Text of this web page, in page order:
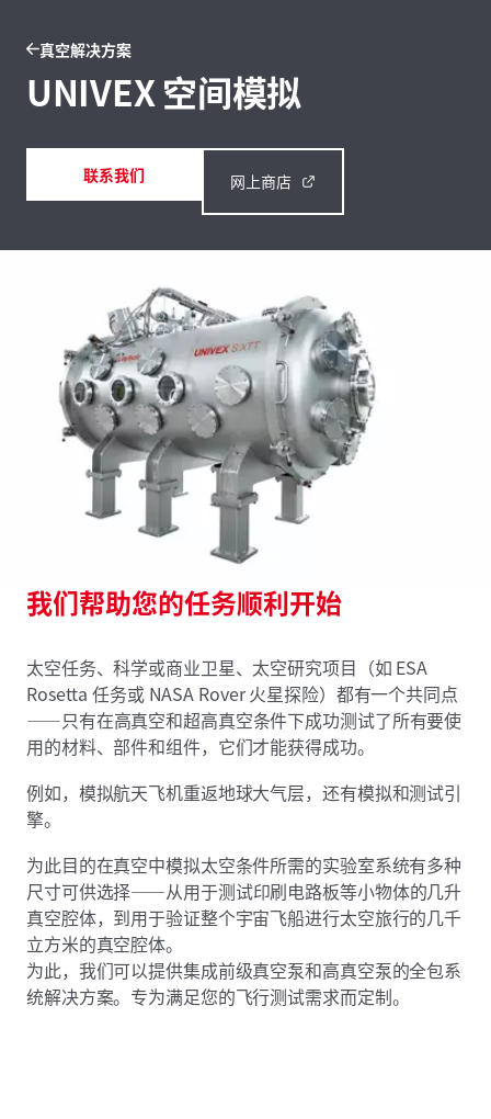
真空解决方案
UNIVEX 空间模拟
联系我们 网上商店
我们帮助您的任务顺利开始
太空任务、科学或商业卫星、太空研究项目（如 ESA
Rosetta 任务或 NASA Rover 火星探险）都有一个共同点
——只有在高真空和超高真空条件下成功测试了所有要使
用的材料、部件和组件，它们才能获得成功。
例如，模拟航天飞机重返地球大气层，还有模拟和测试引
擎。
为此目的在真空中模拟太空条件所需的实验室系统有多种
尺寸可供选择——从用于测试印刷电路板等小物体的几升
真空腔体，到用于验证整个宇宙飞船进行太空旅行的几千
立方米的真空腔体。
为此，我们可以提供集成前级真空泵和高真空泵的全包系
统解决方案。专为满足您的飞行测试需求而定制。